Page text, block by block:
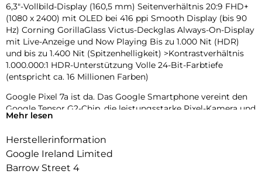
6,3″-Vollbild-Display (160,5 mm) Seitenverhältnis 20:9 FHD+
(1080 x 2400) mit OLED bei 416 ppi Smooth Display (bis 90
Hz) Corning GorillaGlass Victus-Deckglas Always-On-Display
mit Live-Anzeige und Now Playing Bis zu 1.000 Nit (HDR)
und bis zu 1.400 Nit (Spitzenhelligkeit) >Kontrastverhältnis
1.000.000:1 HDR-Unterstützung Volle 24-Bit-Farbtiefe
(entspricht ca. 16 Millionen Farben)
Google Pixel 7a ist da. Das Google Smartphone vereint den
Google Tensor G2-Chip, die leistungsstarke Pixel-Kamera und
Funktionen mit hervorragender Bewertung im Bereich
Das neue Smartphone von Google ist da: Google Pixel 7a.
Dank des Google Tensor G2-Chips ist es besonders schnell.
Mehr lesen
Herstellerinformation
Google Ireland Limited
Barrow Street 4